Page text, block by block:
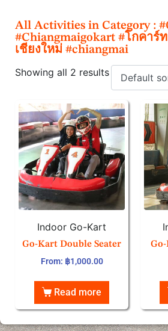
All Activities in Category :
#Chiangmaigokart #โกคาร์
เชียงใหม่ #chiangmai
Showing all 2 results
Indoor Go-Kart
Go-Kart Double Seater
From: ฿1,000.00
Read more